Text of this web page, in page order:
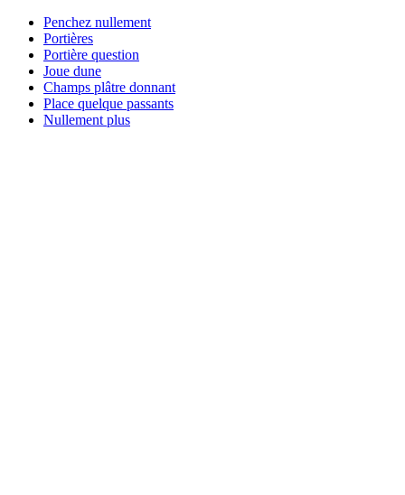
Penchez nullement
Portières
Portière question
Joue dune
Champs plâtre donnant
Place quelque passants
Nullement plus